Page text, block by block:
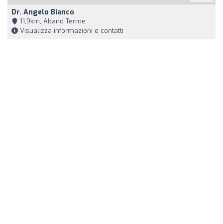
Dr. Angelo Bianco
11,9km, Abano Terme
Visualizza informazioni e contatti